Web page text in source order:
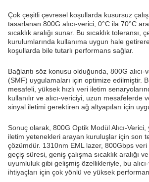
Çok çeşitli çevresel koşullarda kusursuz
tasarlanan 800G alıcı-verici, 0°C ila 70°C
sıcaklık aralığı sunar. Bu sıcaklık toleransı,
kurulumlarında kullanıma uygun hale
koşullarda bile tutarlı performans sağlar.
Bağlantı söz konusu olduğunda, 800G
(SMF) uygulamaları için optimize edilmiştir.
mesafeli, yüksek hızlı veri iletim
kullanılır ve alıcı-vericiyi, uzun mesafelerde
sinyal iletimi gerektiren ağ altyapıları için
Sonuç olarak, 800G Optik Modül Alıcı-Verici,
iletim yetenekleri arayan kuruluşlar için son
çözümdür. 1310nm EML lazer, 800Gbps veri
geçiş süresi, geniş çalışma sıcaklık aralığı
uyumluluk gibi gelişmiş özellikleriyle, bu
ihtiyaçları için çok yönlü ve yüksek